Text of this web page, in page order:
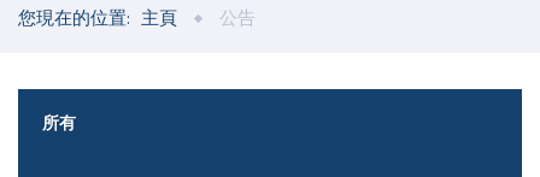
您現在的位置: 主頁 公告
所有